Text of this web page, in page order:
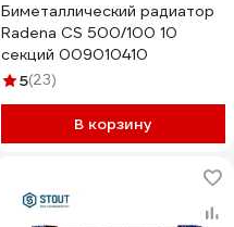
Биметаллический радиатор
Radena CS 500/100 10
секций 009010410
5(23)
В корзину